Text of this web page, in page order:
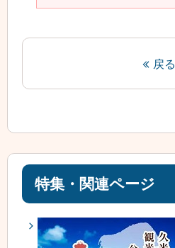
戻る
特集・関連ページ